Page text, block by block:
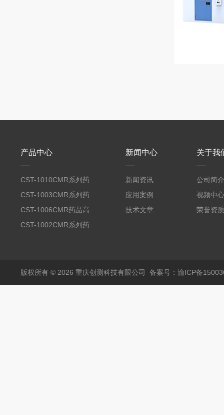
产品中心
CST-1010CMR系列药
品高温试验箱
CST-1003CMR系列药
品高温试验箱
CST-1006CMR药品高
温试验箱
CST-1002CMR系列药
新闻中心
新闻资讯
应用案例
技术文章
关于我
公司简介
视频中心
荣誉资质
版权所有 © 2026 重庆创测科技有限公司 备案号：渝ICP备